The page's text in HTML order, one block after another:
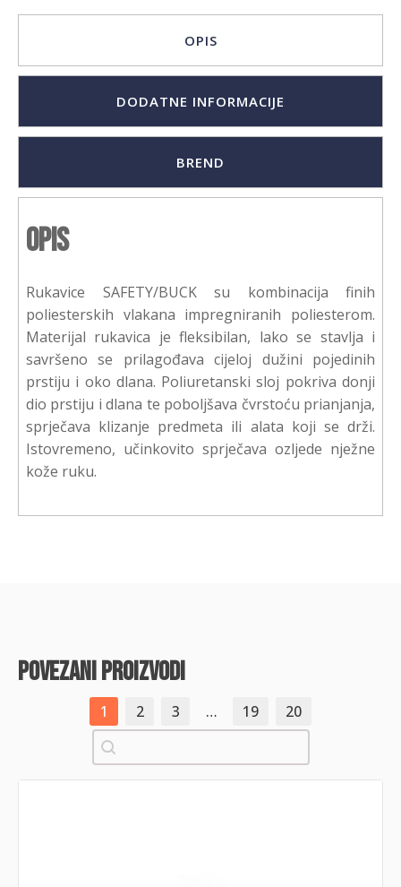
OPIS
DODATNE INFORMACIJE
BREND
Opis
Rukavice SAFETY/BUCK su kombinacija finih
poliesterskih vlakana impregniranih poliesterom.
Materijal rukavica je fleksibilan, lako se stavlja i
savršeno se prilagođava cijeloj dužini pojedinih
prstiju i oko dlana. Poliuretanski sloj pokriva donji
dio prstiju i dlana te poboljšava čvrstoću prianjanja,
sprječava klizanje predmeta ili alata koji se drži.
Istovremeno, učinkovito sprječava ozljede nježne
kože ruku.
povezani proizvodi
1 2 3 … 19
20
Pretraži